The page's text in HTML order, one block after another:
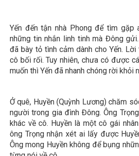
Yến đến tận nhà Phong để tìm gặp
những tin nhắn linh tinh mà Đông
đã bày tỏ tình cảm dành cho Yến.
cô bối rối. Tuy nhiên, chưa có được
muốn thì Yến đã nhanh chóng rời khỏi
Ở quê, Huyền (Quỳnh Lương) chăm
người trong gia đình Đông. Ông
khác về cô. Huyền là một cô gái
ông Trọng nhận xét ai lấy được
Ông mong Huyền không để bụng